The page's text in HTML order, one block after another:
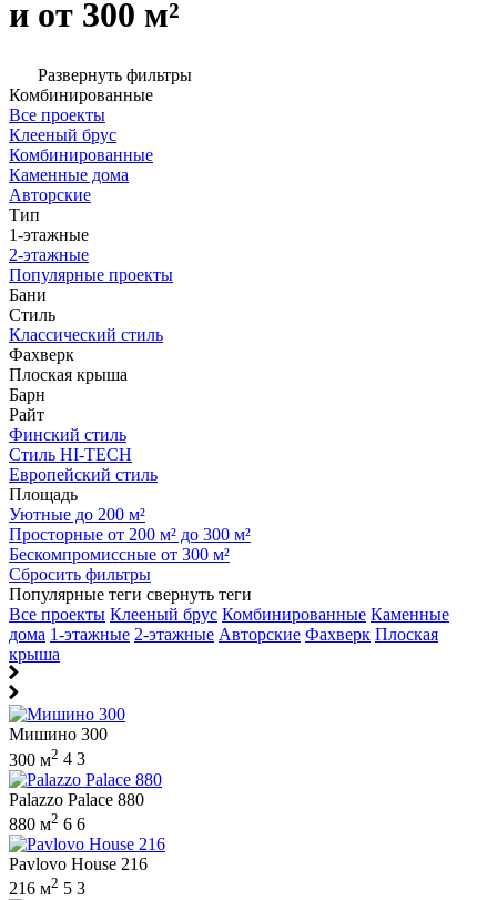
и от 300 м²
Развернуть фильтры
Комбинированные
Все проекты
Клееный брус
Комбинированные
Каменные дома
Авторские
Тип
1-этажные
2-этажные
Популярные проекты
Бани
Стиль
Классический стиль
Фахверк
Плоская крыша
Барн
Райт
Финский стиль
Стиль HI-TECH
Европейский стиль
Площадь
Уютные до 200 м²
Просторные от 200 м² до 300 м²
Бескомпромиссные от 300 м²
Сбросить фильтры
Популярные теги свернуть теги
Все проекты Клееный брус Комбинированные Каменные
дома 1-этажные 2-этажные Авторские Фахверк Плоская
крыша
Мишино 300
300 м2 4 3
Palazzo Palace 880
880 м2 6 6
Pavlovo House 216
216 м2 5 3